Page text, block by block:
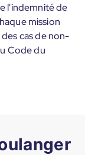
l'indemnité de
mission
cas de non-
Code du